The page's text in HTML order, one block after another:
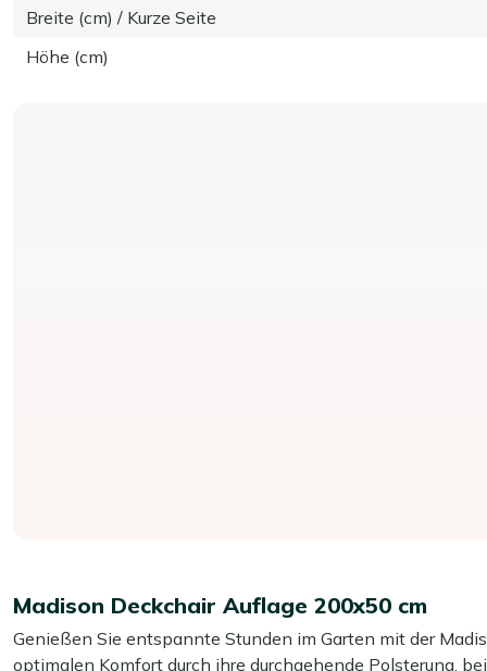
Breite (cm) / Kurze Seite
Höhe (cm)
Madison Deckchair Auflage 200x50 cm
Genießen Sie entspannte Stunden im Garten mit der
optimalen Komfort durch ihre durchgehende Polsterung,